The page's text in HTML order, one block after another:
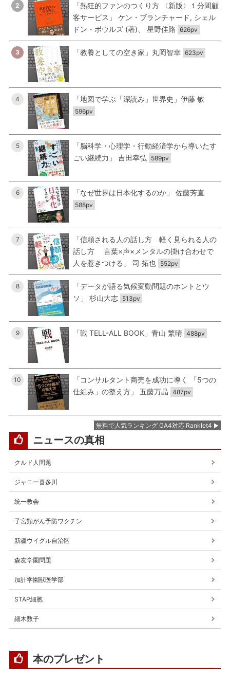
2
「熱狂的ファンのつくり方 〈新版〉１分間顧
客サービス」 ケン・ブランチャード, シェル
ドン・ボウルズ (著)、 星野佳路 626pv
3 「教養としての空き家」丸岡智幸 623pv
4 「地図で学ぶ「深読み」世界史」伊藤 敏
596pv
5
「脳科学・心理学・行動経済学から導いたす
ごい継続力」 吉田幸弘
589pv
6 「なぜ世界は日本化するのか」 佐藤芳直
588pv
7
「信頼される人の話し方 軽く見られる人の
話し方 言葉×声×メンタルの掛け合わせで
人を惹きつける」 司 拓也 552pv
8
「データが語る気候変動問題のホントとウ
ソ」 杉山大志 513pv
9 「戦 TELL-ALL BOOK」青山 繁晴 488pv
10
「コンサルタント商売を成功に導く 「5つの
仕組み」の整え方」 五藤万晶 487pv
無料で人気ランキング GA4対応 Ranklet4
ニュースの真相
クルド人問題
ジャニー喜多川
統一教会
子宮頸がん予防ワクチン
新疆ウイグル自治区
森友学園問題
加計学園獣医学部
STAP細胞
細木数子
本のプレゼント